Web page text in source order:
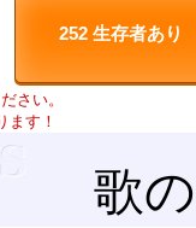
さい。
ます！
歌